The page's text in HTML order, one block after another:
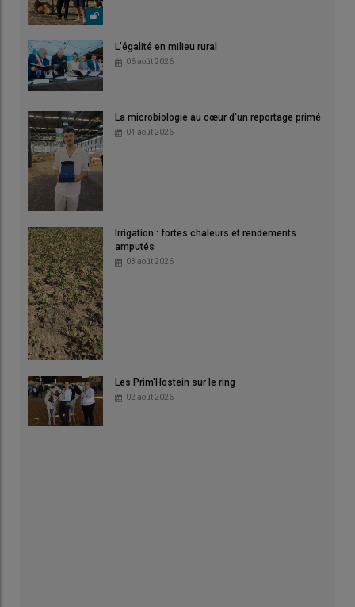
L'égalité en milieu rural
06 août 2026
La microbiologie au cœur d'un reportage primé
04 août 2026
Irrigation : fortes chaleurs et rendements
amputés
03 août 2026
Les Prim'Hostein sur le ring
02 août 2026